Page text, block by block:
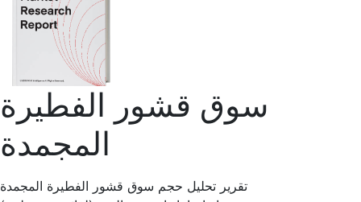
سوق قشور الفطيرة
المجمدة
تقرير تحليل حجم سوق قشور الفطيرة المجمدة